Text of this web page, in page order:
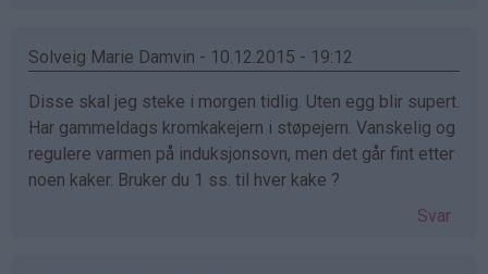
Solveig Marie Damvin - 10.12.2015 - 19:12
Disse skal jeg steke i morgen tidlig. Uten egg blir supert.
Har gammeldags kromkakejern i støpejern. Vanskelig og
regulere varmen på induksjonsovn, men det går fint etter
noen kaker. Bruker du 1 ss. til hver kake ?
Svar